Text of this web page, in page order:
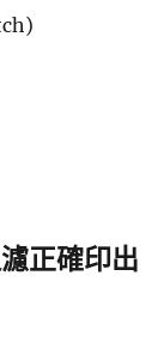
正確印出